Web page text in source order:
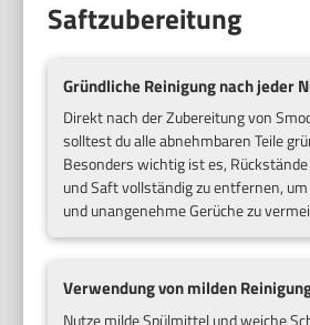
Saftzubereitung
Gründliche Reinigung nach jeder
Direkt nach der Zubereitung von
solltest du alle abnehmbaren Teile
Besonders wichtig ist es,
und Saft vollständig zu entfernen,
und unangenehme Gerüche zu
Verwendung von milden
Nutze milde Spülmittel und weiche